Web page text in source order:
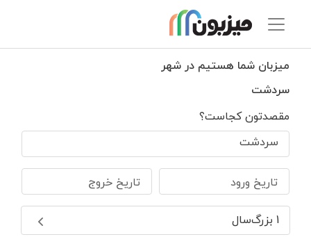
میزبان شما هستیم در شهر
سردشت
مقصدتون کجاست؟
سردشت
تاریخ ورود تاریخ خروج
1 بزرگ‌سال